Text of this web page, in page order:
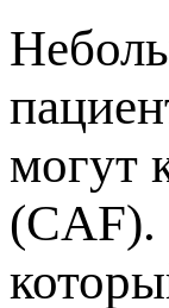
могут
(CAF).